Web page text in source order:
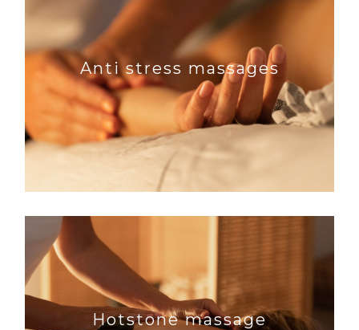
Anti stress massages
Hotstone massage